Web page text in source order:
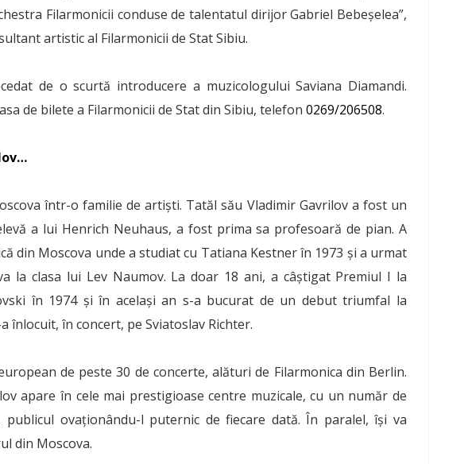
Filarmonicii conduse de talentatul dirijor Gabriel Bebeşelea”,
artistic al Filarmonicii de Stat Sibiu.
de o scurtă introducere a muzicologului Saviana Diamandi.
de bilete a Filarmonicii de Stat din Sibiu, telefon 0269/206508.
într-o familie de artişti. Tatăl său Vladimir Gavrilov a fost un
a lui Henrich Neuhaus, a fost prima sa profesoară de pian. A
din Moscova unde a studiat cu Tatiana Kestner în 1973 şi a urmat
la clasa lui Lev Naumov. La doar 18 ani, a câştigat Premiul I la
în 1974 şi în acelaşi an s-a bucurat de un debut triumfal la
înlocuit, în concert, pe Sviatoslav Richter.
de peste 30 de concerte, alături de Filarmonica din Berlin.
apare în cele mai prestigioase centre muzicale, cu un număr de
ovaționându-l puternic de fiecare dată. În paralel, își va
din Moscova.